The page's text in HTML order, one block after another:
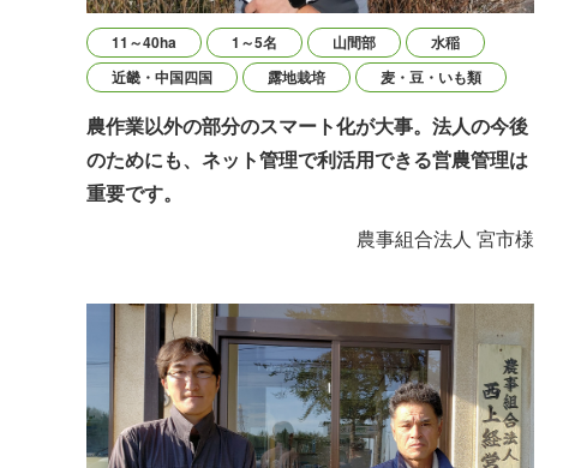
農作業以外の部分のスマート化が大事。法人の今後
のためにも、ネット管理で利活用できる営農管理は
重要です。
農事組合法人 宮市様
11～40ha 1～5名 山間部
水稲
近畿・中国四国
露地栽培 麦・豆・いも類